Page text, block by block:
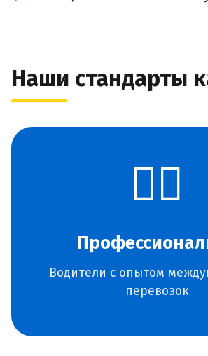
Наши стандарты
👨‍✈️
Водители с опытом
перевозок